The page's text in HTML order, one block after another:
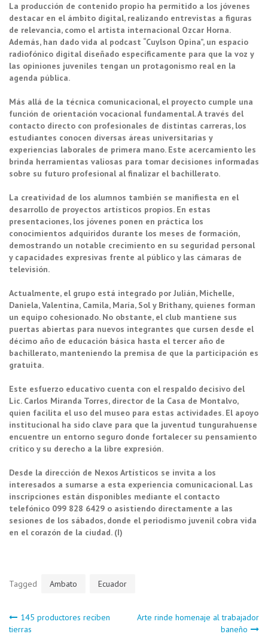
La producción de contenido propio ha permitido a los jóvenes
destacar en el ámbito digital, realizando entrevistas a figuras
de relevancia, como el artista internacional Ozcar Horna.
Además, han dado vida al podcast “Cuylson Opina”, un espacio
radiofónico digital diseñado específicamente para que la voz y
las opiniones juveniles tengan un protagonismo real en la
agenda pública.
Más allá de la técnica comunicacional, el proyecto cumple una
función de orientación vocacional fundamental. A través del
contacto directo con profesionales de distintas carreras, los
estudiantes conocen diversas áreas universitarias y
experiencias laborales de primera mano. Este acercamiento les
brinda herramientas valiosas para tomar decisiones informadas
sobre su futuro profesional al finalizar el bachillerato.
La creatividad de los alumnos también se manifiesta en el
desarrollo de proyectos artísticos propios. En estas
presentaciones, los jóvenes ponen en práctica los
conocimientos adquiridos durante los meses de formación,
demostrando un notable crecimiento en su seguridad personal
y capacidades expresivas frente al público y las cámaras de
televisión.
Actualmente, el grupo está integrado por Julián, Michelle,
Daniela, Valentina, Camila, María, Sol y Brithany, quienes forman
un equipo cohesionado. No obstante, el club mantiene sus
puertas abiertas para nuevos integrantes que cursen desde el
décimo año de educación básica hasta el tercer año de
bachillerato, manteniendo la premisa de que la participación es
gratuita.
Este esfuerzo educativo cuenta con el respaldo decisivo del
Lic. Carlos Miranda Torres, director de la Casa de Montalvo,
quien facilita el uso del museo para estas actividades. El apoyo
institucional ha sido clave para que la juventud tungurahuense
encuentre un entorno seguro donde fortalecer su pensamiento
crítico y su derecho a la libre expresión.
Desde la dirección de Nexos Artísticos se invita a los
interesados a sumarse a esta experiencia comunicacional. Las
inscripciones están disponibles mediante el contacto
telefónico 099 828 6429 o asistiendo directamente a las
sesiones de los sábados, donde el periodismo juvenil cobra vida
en el corazón de la ciudad. (I)
Tagged Ambato Ecuador
Navegación
145 productores reciben
tierras
Arte rinde homenaje al trabajador
baneño